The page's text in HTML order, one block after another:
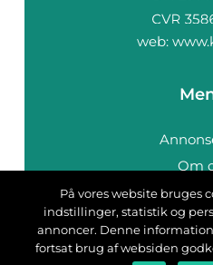
web:
Om
På vores website bruges
indstillinger, statistik og
annoncer. Denne
fortsat brug af websiden